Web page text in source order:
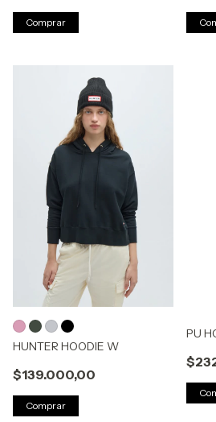
Comprar
HUNTER HOODIE W
$139.000,00
Comprar
PU